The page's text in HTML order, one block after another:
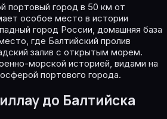
портовый город в 50 км от
особое место в истории
город России, домашняя база
где Балтийский пролив
залив с открытым морем.
морской историей, видами на
портового города.
до Балтийска